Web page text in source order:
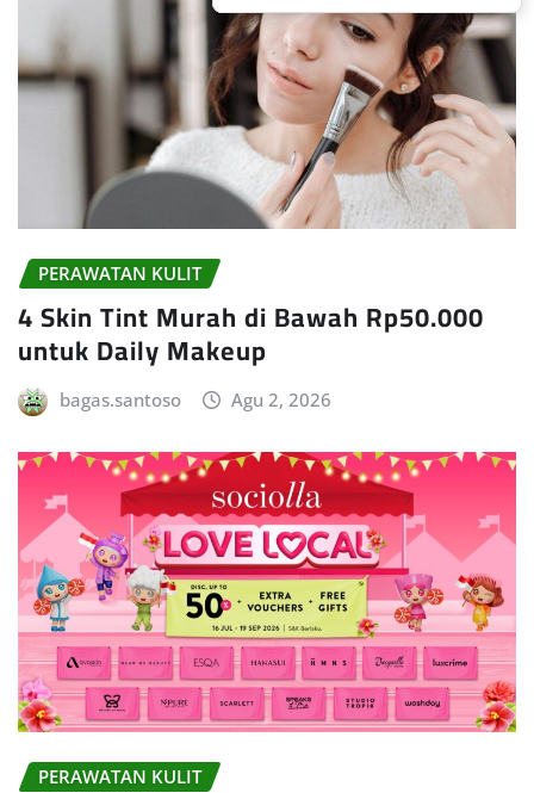
PERAWATAN KULIT
4 Skin Tint Murah di Bawah Rp50.000
untuk Daily Makeup
bagas.santoso Agu 2, 2026
PERAWATAN KULIT